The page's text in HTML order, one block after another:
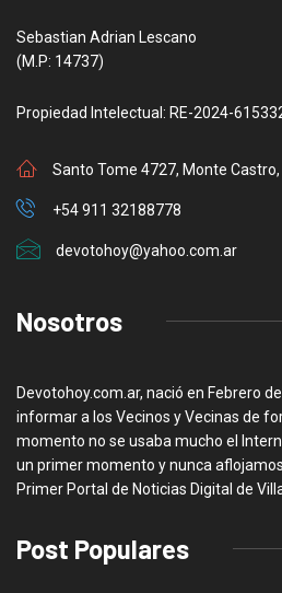
Sebastian Adrian Lescano
(M.P: 14737)
Propiedad Intelectual: RE-2024-
Santo Tome 4727, Monte Castro,
+54 911 32188778
devotohoy@yahoo.com.ar
Nosotros
Devotohoy.com.ar, nació en Febrero
informar a los Vecinos y Vecinas de
momento no se usaba mucho el
un primer momento y nunca
Primer Portal de Noticias Digital de
Post Populares